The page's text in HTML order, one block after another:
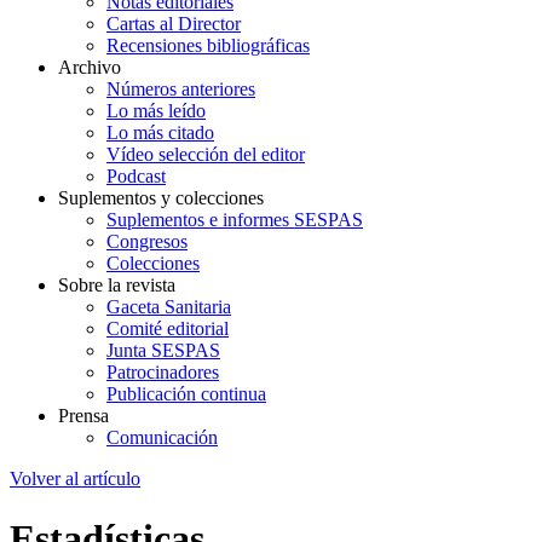
Cartas al Director
Recensiones bibliográficas
Archivo
Números anteriores
Lo más leído
Lo más citado
Vídeo selección del editor
Podcast
Suplementos y colecciones
Suplementos e informes SESPAS
Congresos
Colecciones
Sobre la revista
Gaceta Sanitaria
Comité editorial
Junta SESPAS
Patrocinadores
Publicación continua
Prensa
Comunicación
Volver al artículo